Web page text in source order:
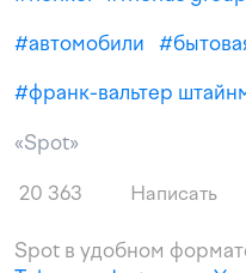
#автомобили #
#франк-вальтер
«Spot»
20 363 Написать
Spot в удобном